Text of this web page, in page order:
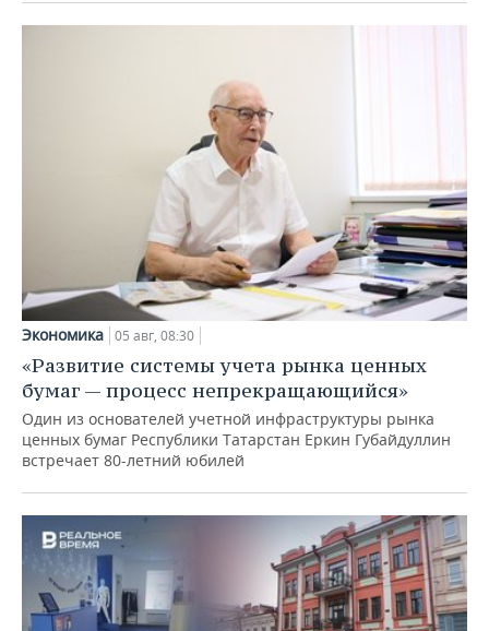
Экономика 05 авг, 08:30
«Развитие системы учета рынка ценных
бумаг — процесс непрекращающийся»
Один из основателей учетной инфраструктуры рынка
ценных бумаг Республики Татарстан Еркин Губайдуллин
встречает 80-летний юбилей